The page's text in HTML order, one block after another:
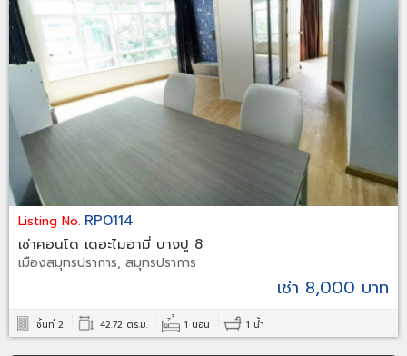
Listing No. RP0114
เช่าคอนโด เดอะไมอามี่ บางปู 8
เมืองสมุทรปราการ, สมุทรปราการ
เช่า 8,000 บาท
ชั้นที่ 2 42.72 ตร.ม. 1 นอน 1 น้ำ